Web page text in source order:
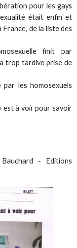
pour les gays
était enfin et
de la liste des
finit par
trop tardive prise de
les homosexuels
est à voir pour savoir
- Editions